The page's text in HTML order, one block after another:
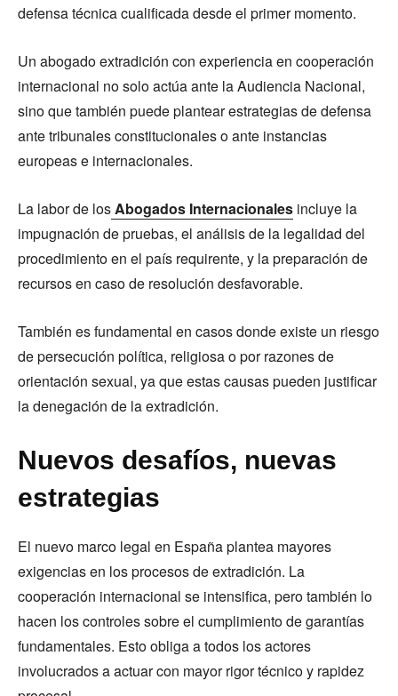
defensa técnica cualificada desde el primer momento.
Un abogado extradición con experiencia en cooperación
internacional no solo actúa ante la Audiencia Nacional,
sino que también puede plantear estrategias de defensa
ante tribunales constitucionales o ante instancias
europeas e internacionales.
La labor de los Abogados Internacionales incluye la
impugnación de pruebas, el análisis de la legalidad del
procedimiento en el país requirente, y la preparación de
recursos en caso de resolución desfavorable.
También es fundamental en casos donde existe un riesgo
de persecución política, religiosa o por razones de
orientación sexual, ya que estas causas pueden justificar
la denegación de la extradición.
Nuevos desafíos, nuevas
estrategias
El nuevo marco legal en España plantea mayores
exigencias en los procesos de extradición. La
cooperación internacional se intensifica, pero también lo
hacen los controles sobre el cumplimiento de garantías
fundamentales. Esto obliga a todos los actores
involucrados a actuar con mayor rigor técnico y rapidez